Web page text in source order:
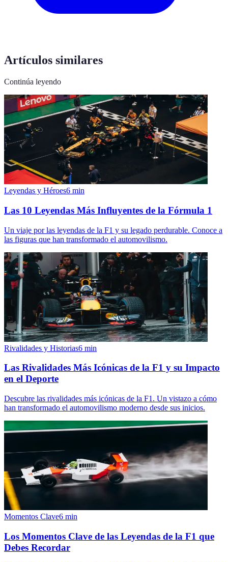
Artículos similares
Continúa leyendo
Leyendas y Héroes6 min
Las 10 Leyendas Más Influyentes de la Fórmula 1
Un viaje por las leyendas de la F1 y su legado perdurable. Conoce a
las figuras que han transformado el automovilismo.
Rivalidades y Historias6 min
Las Rivalidades Más Icónicas de la F1 y su Impacto
en el Deporte
Descubre las rivalidades más icónicas de la F1. Un vistazo a cómo
han transformado el automovilismo moderno desde sus inicios.
Momentos Clave6 min
Los Momentos Clave de las Leyendas de la F1 que
Debes Recordar